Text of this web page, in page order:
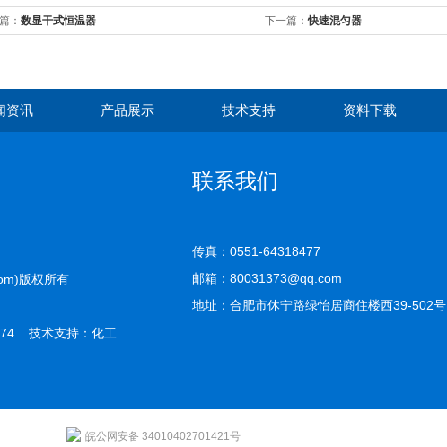
： 数显干式恒温器 下一篇：快速混匀器
资讯 产品展示 技术支持 资料下载
版权所有
技术支持： 化工
联系我们
传真：0551-64318477
邮箱：80031373@qq.com
地址：合肥市休宁路绿怡居商住楼西39-502号
皖公网安备 34010402701421号